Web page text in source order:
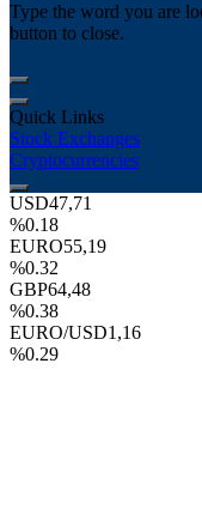
Type the word you are
button to close.
Quick Links
Stock Exchanges
Cryptocurrencies
USD47,71
%0.18
EURO55,19
%0.32
GBP64,48
%0.38
EURO/USD1,16
%0.29